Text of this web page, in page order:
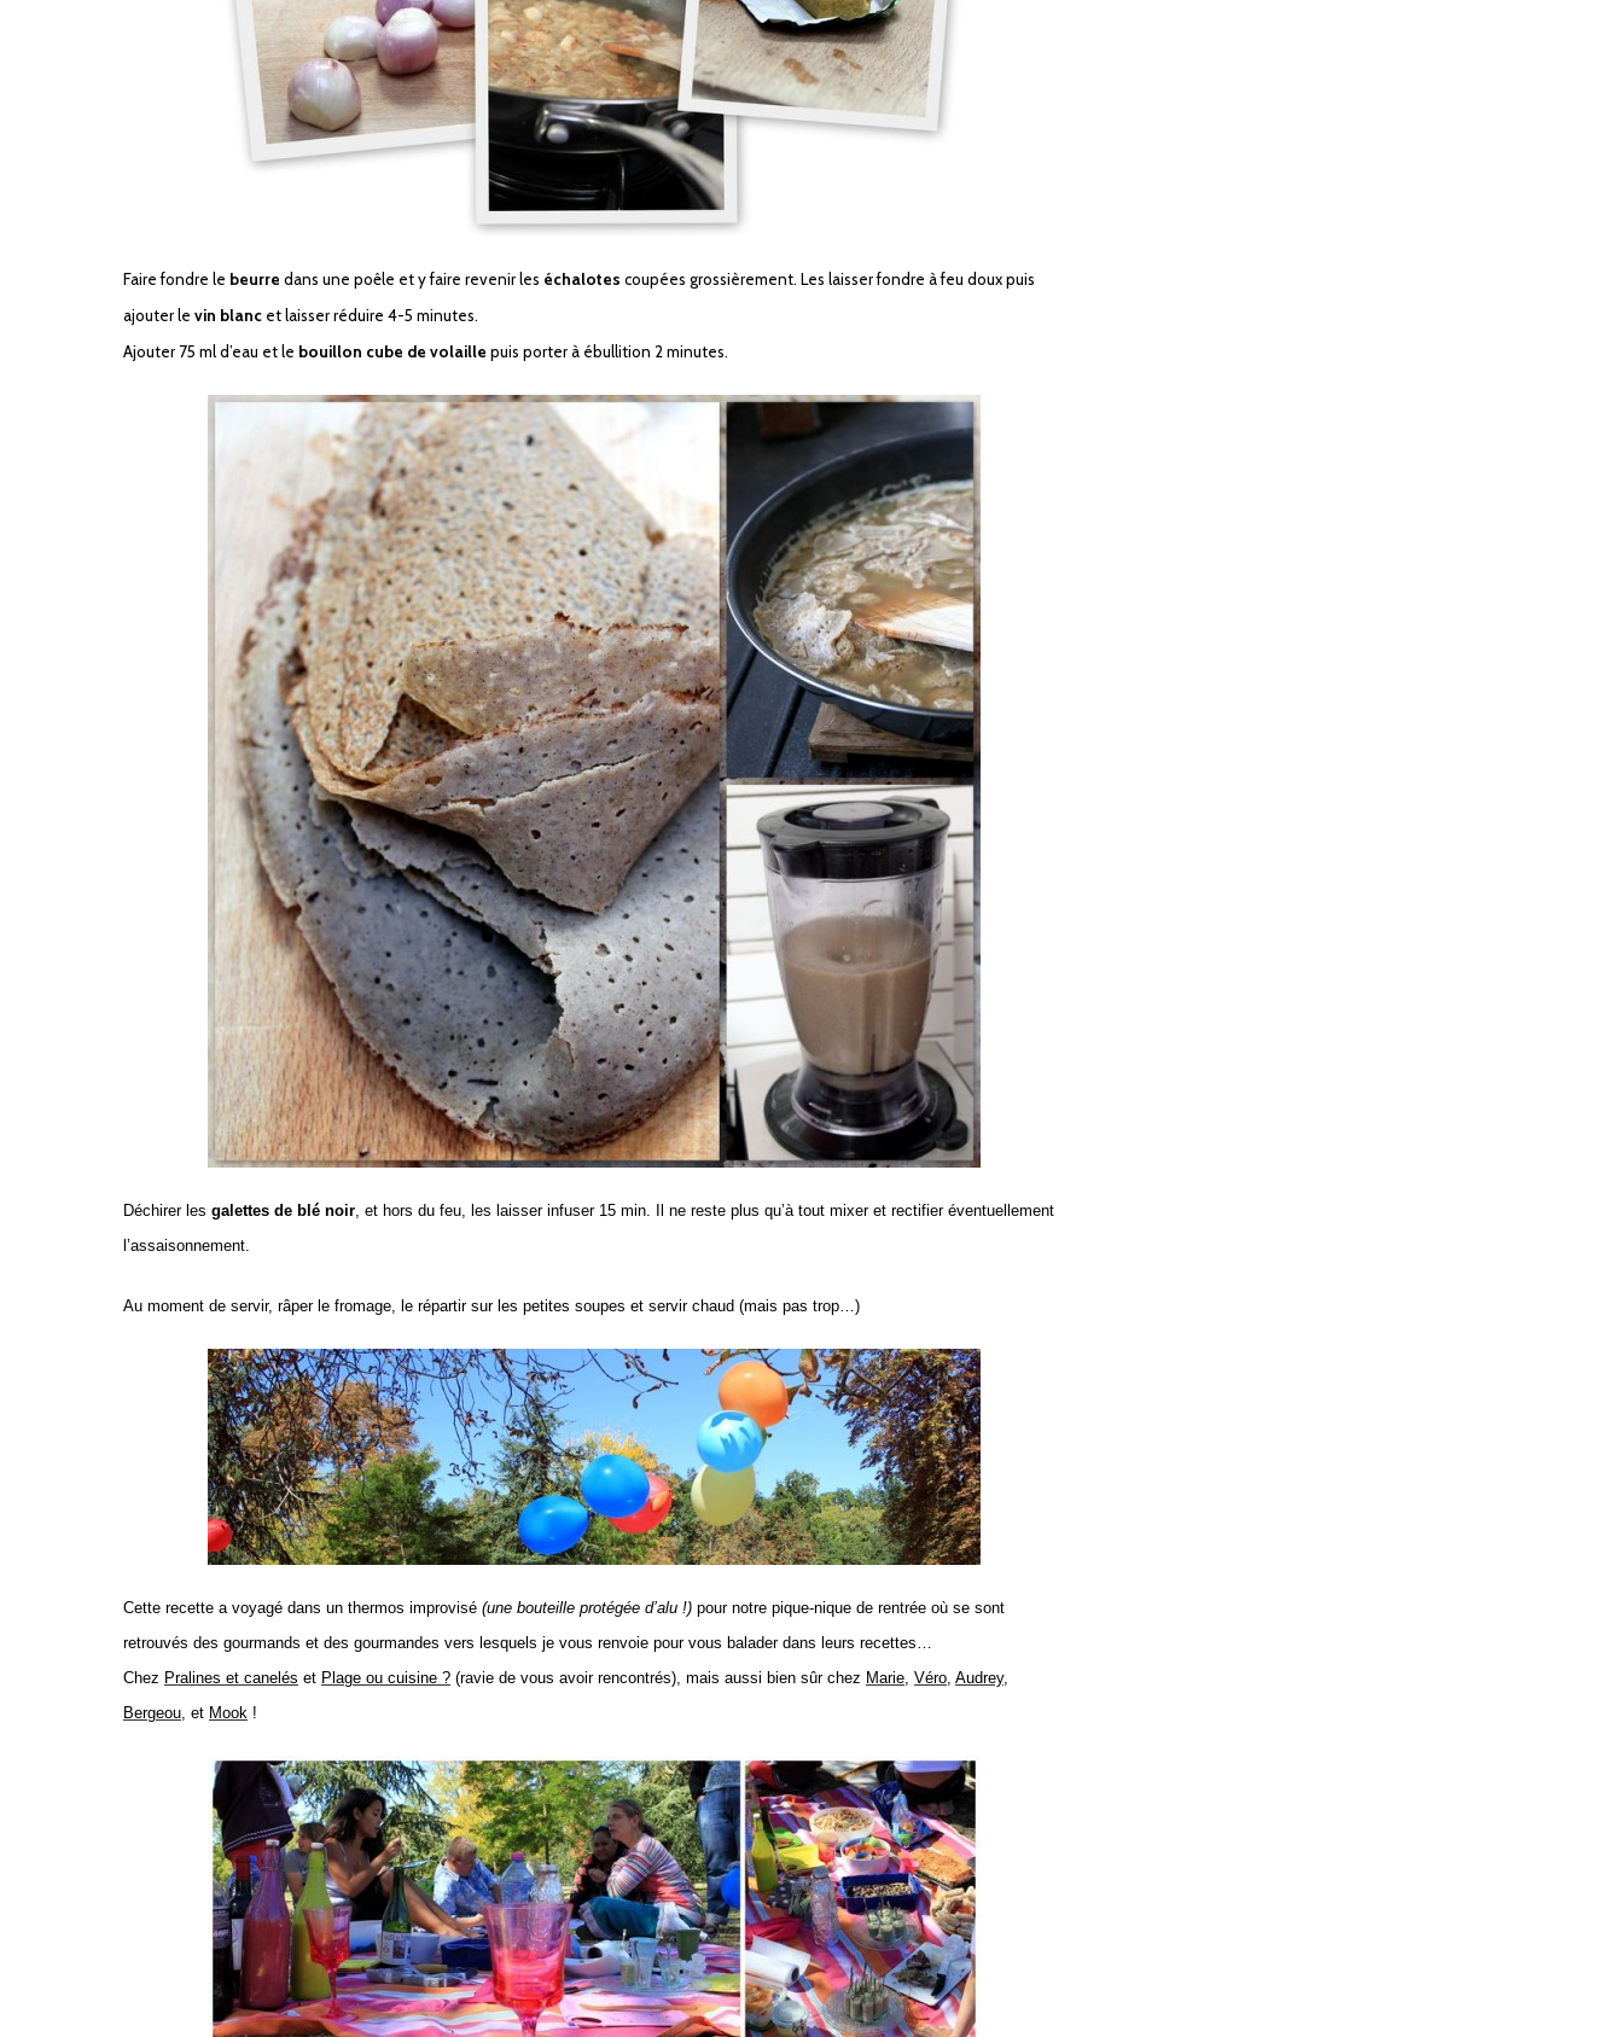
Faire fondre le beurre dans une poêle et y faire revenir les échalotes coupées grossièrement. Les laisser fondre à feu doux puis
ajouter le vin blanc et laisser réduire 4-5 minutes.
Ajouter 75 ml d’eau et le bouillon cube de volaille puis porter à ébullition 2 minutes.
Déchirer les galettes de blé noir, et hors du feu, les laisser infuser 15 min. Il ne reste plus qu’à tout mixer et rectifier éventuellement
l’assaisonnement.
Au moment de servir, râper le fromage, le répartir sur les petites soupes et servir chaud (mais pas trop…)
Cette recette a voyagé dans un thermos improvisé (une bouteille protégée d’alu !) pour notre pique-nique de rentrée où se sont
retrouvés des gourmands et des gourmandes vers lesquels je vous renvoie pour vous balader dans leurs recettes…
Chez Pralines et canelés et Plage ou cuisine ? (ravie de vous avoir rencontrés), mais aussi bien sûr chez Marie, Véro, Audrey,
Bergeou, et Mook !